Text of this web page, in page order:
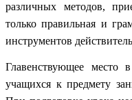
различных методов,
только правильная и
инструментов
Главенствующее место
учащихся к предмету